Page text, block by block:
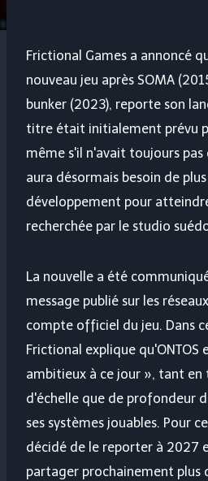
Frictional Games a annoncé
nouveau jeu après SOMA
bunker (2023), reporte son
titre était initialement prévu
même s'il n'avait toujours
aura désormais besoin de
développement pour
recherchée par le studio
La nouvelle a été
message publié sur les
compte officiel du jeu. Dans
Frictional explique qu'ONTOS
ambitieux à ce jour », tant
d'échelle que de profondeur
ses systèmes jouables. Pour
décidé de le reporter à 2027
partager prochainement plus